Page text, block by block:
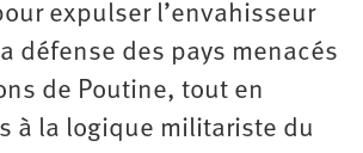
expulser l’envahisseur
défense des pays menacés
de Poutine, tout en
à la logique militariste du